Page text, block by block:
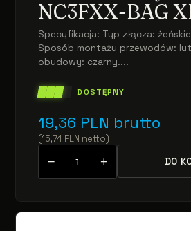
NC3FXX-BAG
Specyfikacja: Typ złącza:
Sposób montażu przewodów:
obudowy: czarny....
DOSTĘPNY
19,36 PLN brutto
(15,74 PLN netto)
− + DO